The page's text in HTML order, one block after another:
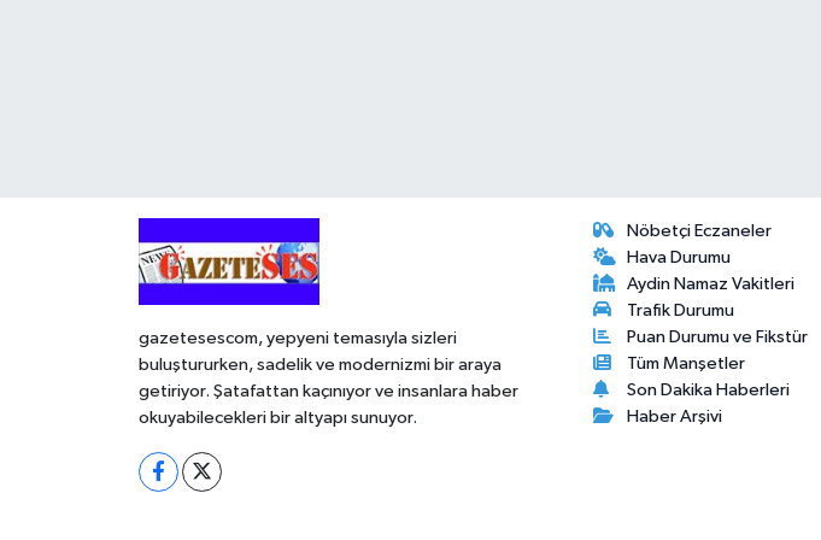
gazetesescom, yepyeni temasıyla sizleri
buluştururken, sadelik ve modernizmi bir araya
getiriyor. Şatafattan kaçınıyor ve insanlara haber
okuyabilecekleri bir altyapı sunuyor.
Nöbetçi Eczaneler
Hava Durumu
Aydin Namaz Vakitleri
Trafik Durumu
Puan Durumu ve Fikstür
Tüm Manşetler
Son Dakika Haberleri
Haber Arşivi